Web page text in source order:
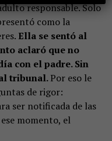
responsable. Solo
como la
Ella se sentó al
aclaró que no
con el padre. Sin
tribunal.Por eso le
de rigor:
ser notificada de las
momento, el